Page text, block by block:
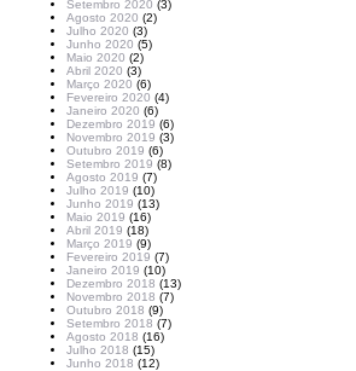
Setembro 2020 (3)
Agosto 2020 (2)
Julho 2020 (3)
Junho 2020 (5)
Maio 2020 (2)
Abril 2020 (3)
Março 2020 (6)
Fevereiro 2020 (4)
Janeiro 2020 (6)
Dezembro 2019 (6)
Novembro 2019 (3)
Outubro 2019 (6)
Setembro 2019 (8)
Agosto 2019 (7)
Julho 2019 (10)
Junho 2019 (13)
Maio 2019 (16)
Abril 2019 (18)
Março 2019 (9)
Fevereiro 2019 (7)
Janeiro 2019 (10)
Dezembro 2018 (13)
Novembro 2018 (7)
Outubro 2018 (9)
Setembro 2018 (7)
Agosto 2018 (16)
Julho 2018 (15)
Junho 2018 (12)